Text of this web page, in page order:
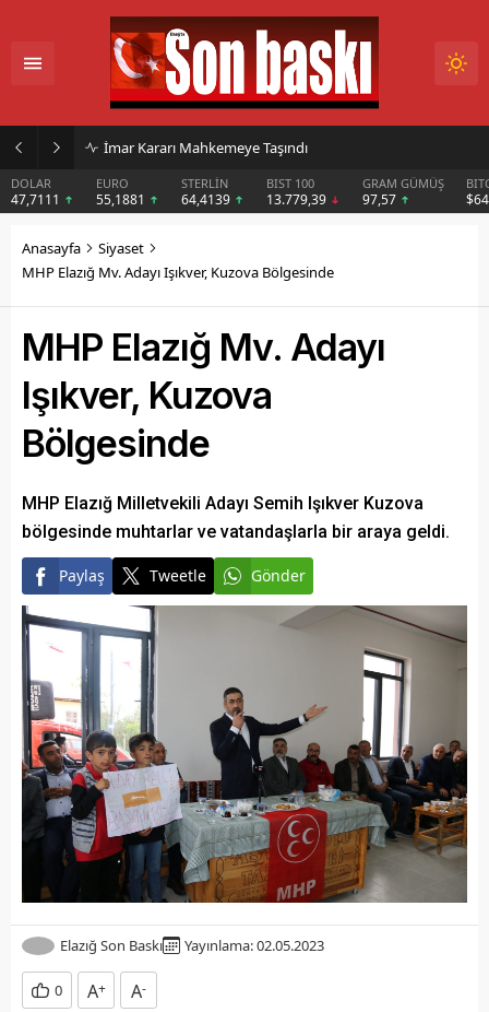
İmar Kararı Mahkemeye Taşındı
DOLAR
47,7111
EURO
55,1881
STERLİN
64,4139
BIST 100
13.779,39
GRAM GÜMÜŞ
97,57
Anasayfa
Siyaset
MHP Elazığ Mv. Adayı Işıkver, Kuzova Bölgesinde
MHP Elazığ Mv. Adayı
Işıkver, Kuzova
Bölgesinde
MHP Elazığ Milletvekili Adayı Semih Işıkver Kuzova
bölgesinde muhtarlar ve vatandaşlarla bir araya geldi.
Paylaş Tweetle Gönder
Elazığ Son Baskı Yayınlama: 02.05.2023
0 A+ A-